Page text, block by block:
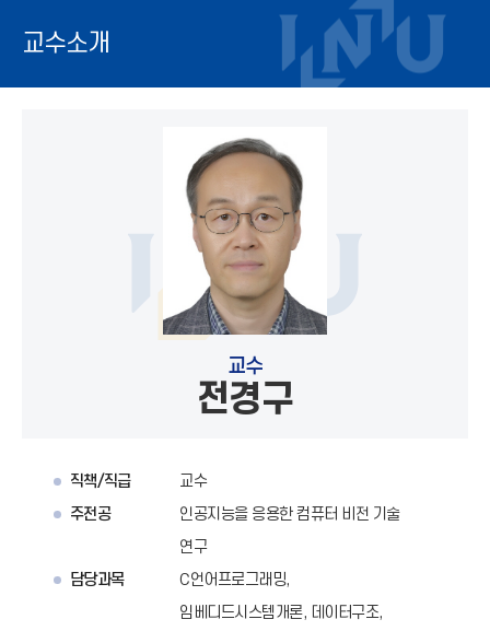
교수소개
교수
전경구
직책/직급
교수
주전공
인공지능을 응용한 컴퓨터 비전 기술
연구
담당과목
C언어프로그래밍,
임베디드시스템개론, 데이터구조,